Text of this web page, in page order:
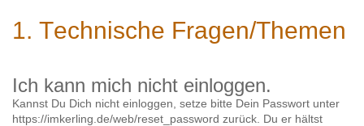
1. Technische Fragen/Themen
Ich kann mich nicht einloggen.
Kannst Du Dich nicht einloggen, setze bitte Dein Passwort unter
https://imkerling.de/web/reset_password zurück. Du er hältst